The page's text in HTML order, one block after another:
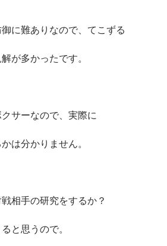
に難ありなので、てこずる
が多かったです。
サーなので、実際に
は分かりません。
相手の研究をするか？
と思うので。